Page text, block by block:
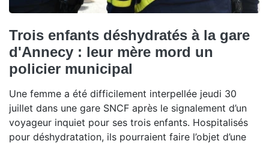
Trois enfants déshydratés à la gare
d'Annecy : leur mère mord un
policier municipal
Une femme a été difficilement interpellée jeudi 30
juillet dans une gare SNCF après le signalement d’un
voyageur inquiet pour ses trois enfants. Hospitalisés
pour déshydratation, ils pourraient faire l’objet d’une